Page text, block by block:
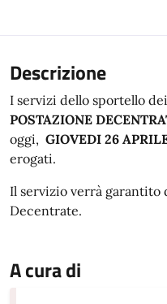
Descrizione
I servizi dello sportello
POSTAZIONE
oggi, GIOVEDI 26
erogati.
Il servizio verrà garantito
Decentrate.
A cura di